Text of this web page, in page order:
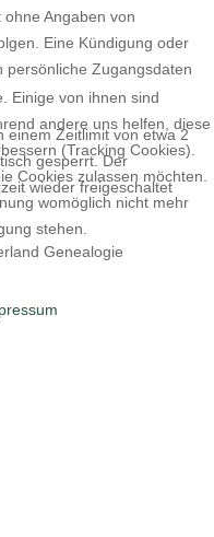
Angaben von
Eine Kündigung oder
Zugangsdaten
einem Zeitlimit von etwa 2
gesperrt. Der
wieder freigeschaltet
Genealogie
Einige von ihnen sind
andere uns helfen, diese
(Tracking Cookies).
Cookies zulassen möchten.
womöglich nicht mehr
stehen.